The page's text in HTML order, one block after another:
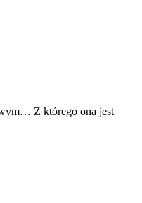
Z którego ona jest